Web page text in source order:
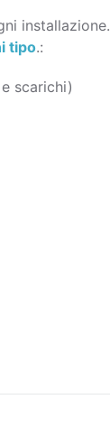
installazione.
tipo.:
scarichi)